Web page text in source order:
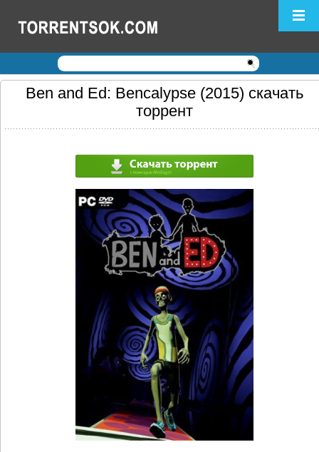
Логин: Пароль:
Регистрация |Забыли пароль?
Ben and Ed: Bencalypse (2015) скачать
торрент